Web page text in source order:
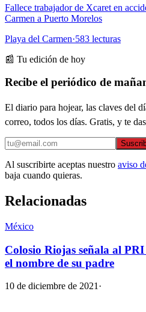
Fallece trabajador de Xcaret en
Carmen a Puerto Morelos
Playa del Carmen·583 lecturas
📰 Tu edición de hoy
Recibe el periódico de
El diario para hojear, las claves del
correo, todos los días. Gratis, y te
Al suscribirte aceptas nuestro aviso
baja cuando quieras.
Relacionadas
México
Colosio Riojas señala al
el nombre de su padre
10 de diciembre de 2021 ·